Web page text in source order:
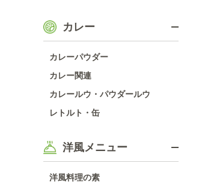
カレー
カレーパウダー
カレー関連
カレールウ・パウダールウ
レトルト・缶
洋風メニュー
洋風料理の素